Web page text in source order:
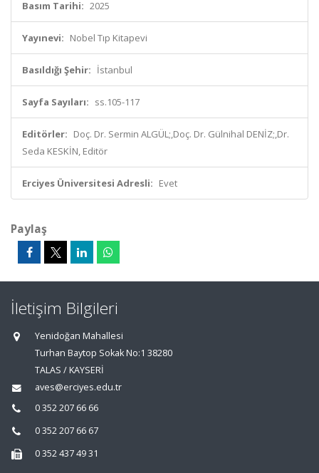
Basım Tarihi: 2025
Yayınevi: Nobel Tıp Kitapevi
Basıldığı Şehir: İstanbul
Sayfa Sayıları: ss.105-117
Editörler: Doç. Dr. Sermin ALGÜL;,Doç. Dr. Gülnihal DENİZ;,Dr.
Seda KESKİN, Editör
Erciyes Üniversitesi Adresli: Evet
Paylaş
İletişim Bilgileri
Yenidoğan Mahallesi
Turhan Baytop Sokak No:1 38280
TALAS / KAYSERİ
aves@erciyes.edu.tr
0 352 207 66 66
0 352 207 66 67
0 352 437 49 31